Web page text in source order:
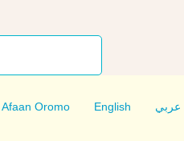
Afaan Oromo English عربي